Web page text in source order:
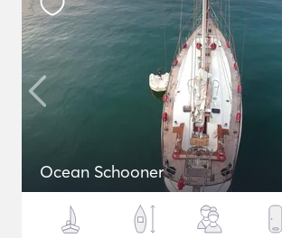
Ocean Schooner